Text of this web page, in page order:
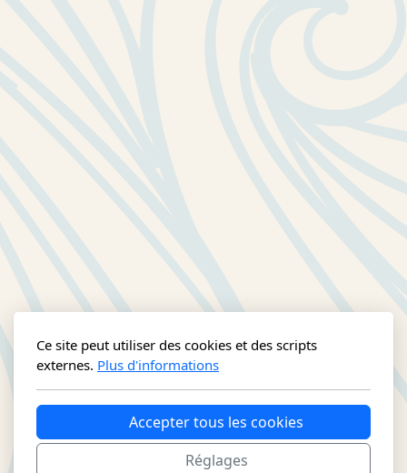
Ce site peut utiliser des cookies et des scripts
externes. Plus d'informations
Accepter tous les cookies
Réglages